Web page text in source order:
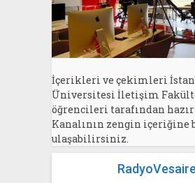
İçerikleri ve çekimleri
Üniversitesi İletişim
öğrencileri tarafından
Kanalının zengin içeriğine
ulaşabilirsiniz.
RadyoVesaire